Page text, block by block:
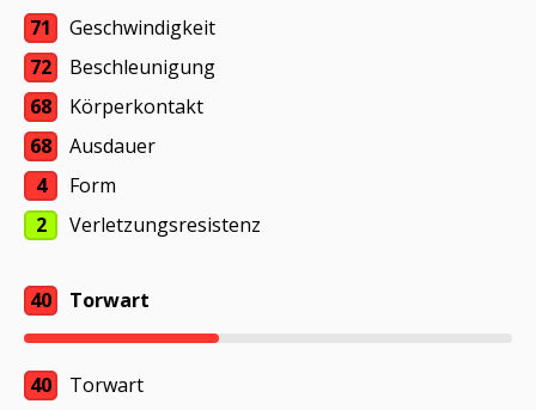
71
Geschwindigkeit
72
Beschleunigung
68
Körperkontakt
68
Ausdauer
4
Form
2
Verletzungsresistenz
40 Torwart
40 Torwart